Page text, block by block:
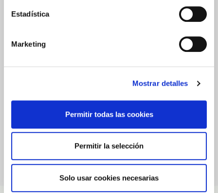
Estadística
Marketing
Mostrar detalles
Permitir todas las cookies
Permitir la selección
Solo usar cookies necesarias
★